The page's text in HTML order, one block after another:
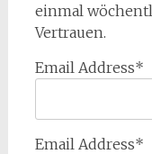
einmal
Vertrauen.
Email Address*
Email Address*